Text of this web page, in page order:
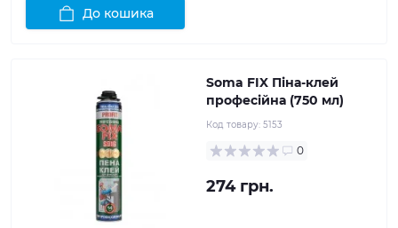
До кошика
Soma FIX Піна-клей
професійна (750 мл)
Код товару: 5153
0
274 грн.